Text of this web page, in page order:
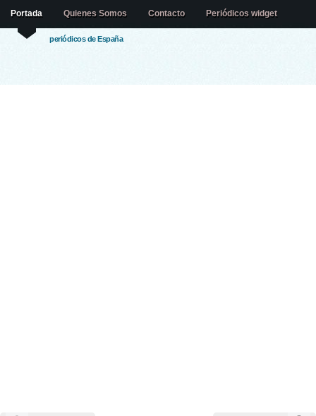
periódicos de España
Portada Quienes Somos Contacto Periódicos widget